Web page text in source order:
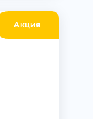
Акция